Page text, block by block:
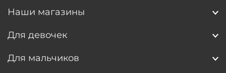
Наши магазины
Для девочек
Для мальчиков